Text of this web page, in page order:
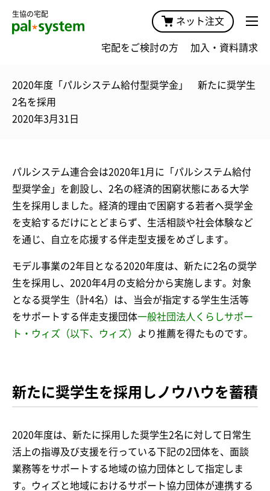
生協の宅配
ネット注文
宅配をご検討の方 加入・資料請求
2020年度「パルシステム給付型奨学金」 新たに奨学生
2名を採用
2020年3月31日
パルシステム連合会は2020年1月に「パルシステム給付
型奨学金」を創設し、2名の経済的困窮状態にある大学
生を採用しました。経済的理由で困窮する若者へ奨学金
を支給するだけにとどまらず、生活相談や社会体験など
を通じ、自立を応援する伴走型支援をめざします。
モデル事業の2年目となる2020年度は、新たに2名の奨学
生を採用し、2020年4月の支給分から実施します。対象
となる奨学生（計4名）は、当会が指定する学生生活等
をサポートする伴走支援団体一般社団法人くらしサポー
ト・ウィズ（以下、ウィズ）
より推薦を得たものです。
新たに奨学生を採用しノウハウを蓄積
2020年度は、新たに採用した奨学生2名に対して日常生
活上の指導及び支援を行っている下記の2団体を、面談
業務等をサポートする地域の協力団体として指定しま
す。ウィズと地域におけるサポート協力団体が連携する